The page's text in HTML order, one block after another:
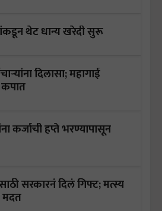
ऐकलं का! शेतकऱ्यांकडून थेट धान्य खरेदी सुरू
दिलासा; महागाई
कपात
कर्जाची हप्ते भरण्यापासून
सरकारनं दिलं गिफ्ट; मत्स्य
मदत